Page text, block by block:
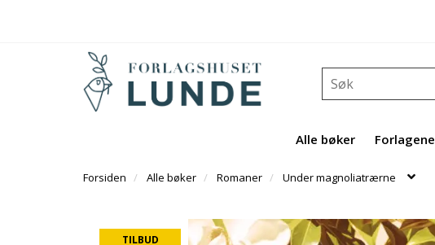
Alle bøker Forlagene
Forsiden Alle bøker Romaner Under magnoliatrærne
TILBUD